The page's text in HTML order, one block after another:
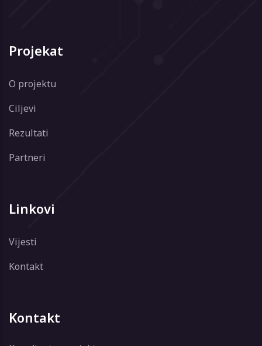
Projekat
O projektu
Ciljevi
Rezultati
Partneri
Linkovi
Vijesti
Kontakt
Kontakt